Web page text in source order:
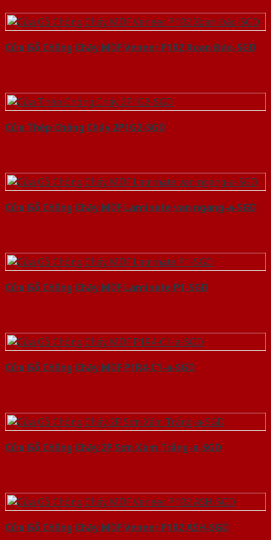
Cửa Gỗ Chống Cháy MDF Veneer P1R2 Xoan Đào-SGD
Cửa Thép Chống Cháy 2P1G2-SGD
Cửa Gỗ Chống Cháy MDF Laminate van ngang-a-SGD
Cửa Gỗ Chống Cháy MDF Laminate P1-SGD
Cửa Gỗ Chống Cháy MDF P1R4-C1-a-SGD
Cửa Gỗ Chống Cháy 2P Sơn Xám Trắng-a-SGD
Cửa Gỗ Chống Cháy MDF Veneer P1R2 ASH-SGD